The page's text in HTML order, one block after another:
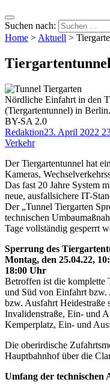
Suchen nach:
Home >Aktuell >
Nördliche Einfahrt in den
(Tiergartentunnel) in
BY-SA 2.0
Redaktion23. April 2022
Verkehr
Der Tiergartentunnel hat
Kameras,
Das fast 20 Jahre System
neue, ausfallsichere IT-
Der „Tunnel Tiergarten
technischen
Tage vollständig gesperrt
Sperrung des
Montag, den 25.04.22,
18:00 Uhr
Betroffen ist die komplette
und Süd von Einfahrt
bzw. Ausfahrt Heidestraße
Invalidenstraße, Ein- und
Kemperplatz, Ein- und
Die oberirdische
Hauptbahnhof über die
Umfang der technischen